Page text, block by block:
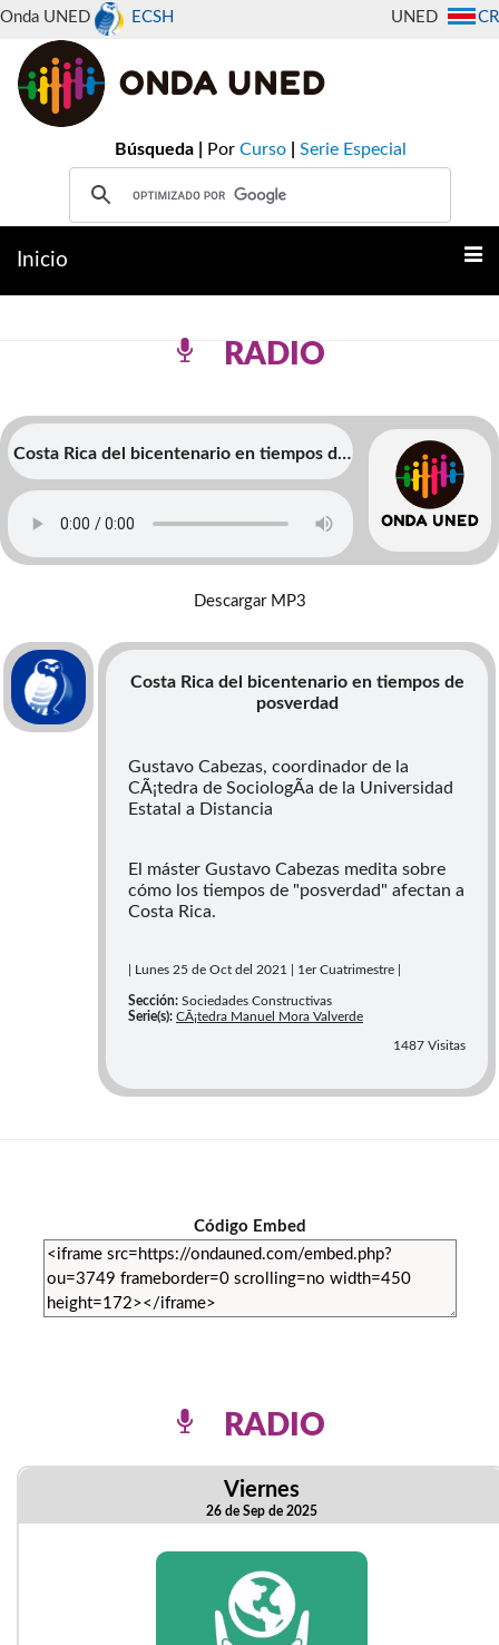
Onda UNED ECSH CR
UNED
Búsqueda | Por Curso Serie Especial
Inicio
RADIO
Costa Rica del bicentenario en tiempos de
posverdad
Descargar MP3
Costa Rica del bicentenario en tiempos de
posverdad
Gustavo Cabezas, coordinador de la
CÃ¡tedra de SociologÃ­a de la Universidad
Estatal a Distancia
El máster Gustavo Cabezas medita sobre
cómo los tiempos de "posverdad" afectan a
Costa Rica.
| Lunes 25 de Oct del 2021 | 1er Cuatrimestre |
Sección: Sociedades Constructivas
Serie(s): CÃ¡tedra Manuel Mora Valverde
1487 Visitas
Código Embed
RADIO
Viernes
26 de Sep de 2025